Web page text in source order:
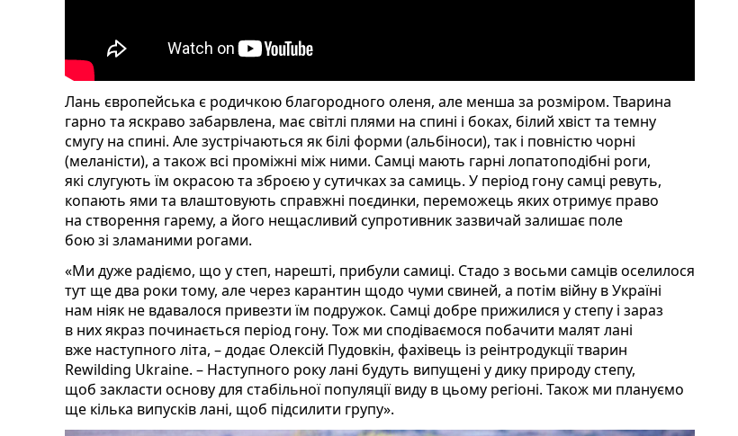
Лань європейська є родичкою благородного оленя, але менша за розміром. Тварина
гарно та яскраво забарвлена, має світлі плями на спині і боках, білий хвіст та темну
смугу на спині. Але зустрічаються як білі форми (альбіноси), так і повністю чорні
(меланісти), а також всі проміжні між ними. Самці мають гарні лопатоподібні роги,
які слугують їм окрасою та зброєю у сутичках за самиць. У період гону самці ревуть,
копають ями та влаштовують справжні поєдинки, переможець яких отримує право
на створення гарему, а його нещасливий супротивник зазвичай залишає поле
бою зі зламаними рогами.
«Ми дуже радіємо, що у степ, нарешті, прибули самиці. Стадо з восьми самців оселилося
тут ще два роки тому, але через карантин щодо чуми свиней, а потім війну в Україні
нам ніяк не вдавалося привезти їм подружок. Самці добре прижилися у степу і зараз
в них якраз починається період гону. Тож ми сподіваємося побачити малят лані
вже наступного літа, – додає Олексій Пудовкін, фахівець із реінтродукції тварин
Rewilding Ukraine. – Наступного року лані будуть випущені у дику природу степу,
щоб закласти основу для стабільної популяції виду в цьому регіоні. Також ми плануємо
ще кілька випусків лані, щоб підсилити групу».